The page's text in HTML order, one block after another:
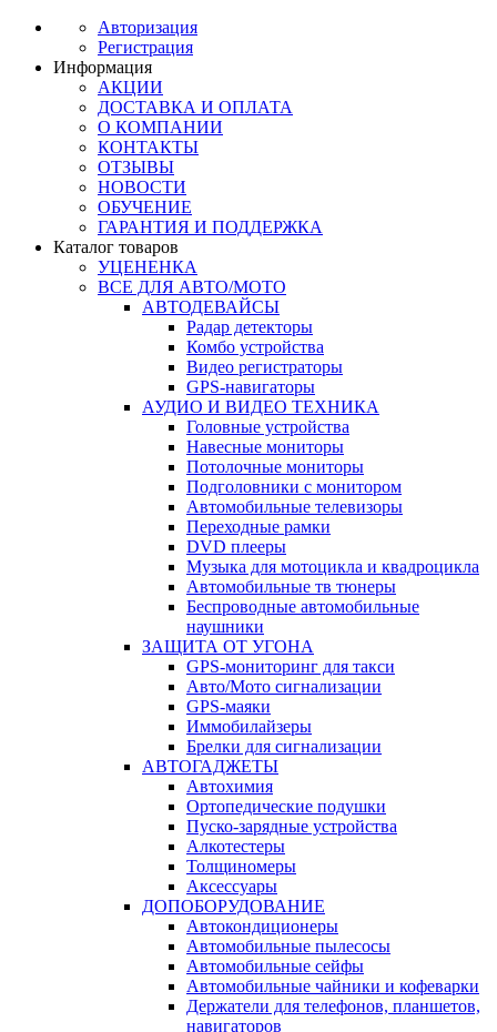
Авторизация
Регистрация
Информация
АКЦИИ
ДОСТАВКА И ОПЛАТА
О КОМПАНИИ
КОНТАКТЫ
ОТЗЫВЫ
НОВОСТИ
ОБУЧЕНИЕ
ГАРАНТИЯ И ПОДДЕРЖКА
Каталог товаров
УЦЕНЕНКА
ВСЕ ДЛЯ АВТО/МОТО
АВТОДЕВАЙСЫ
Радар детекторы
Комбо устройства
Видео регистраторы
GPS-навигаторы
АУДИО И ВИДЕО ТЕХНИКА
Головные устройства
Навесные мониторы
Потолочные мониторы
Подголовники с монитором
Автомобильные телевизоры
Переходные рамки
DVD плееры
Музыка для мотоцикла и квадроцикла
Автомобильные тв тюнеры
Беспроводные автомобильные
наушники
ЗАЩИТА ОТ УГОНА
GPS-мониторинг для такси
Авто/Мото сигнализации
GPS-маяки
Иммобилайзеры
Брелки для сигнализации
АВТОГАДЖЕТЫ
Автохимия
Ортопедические подушки
Пуско-зарядные устройства
Алкотестеры
Толщиномеры
Аксессуары
ДОПОБОРУДОВАНИЕ
Автокондиционеры
Автомобильные пылесосы
Автомобильные сейфы
Автомобильные чайники и кофеварки
Держатели для телефонов, планшетов,
навигаторов